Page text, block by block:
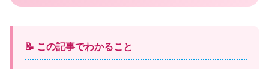
📝 この記事でわかること